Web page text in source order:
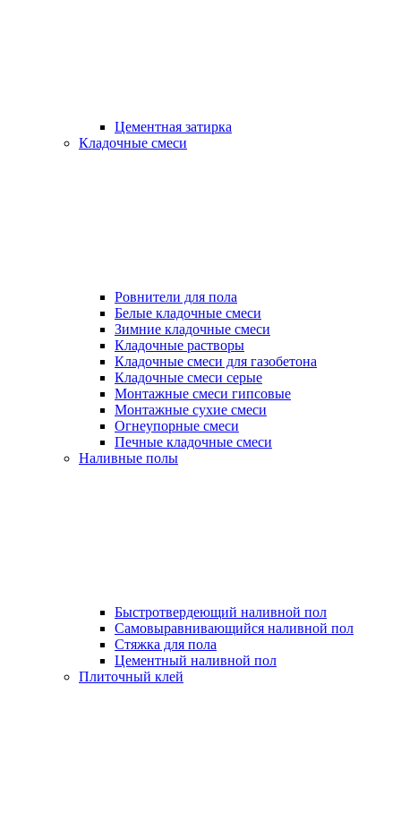
Цементная затирка
Кладочные смеси
Ровнители для пола
Белые кладочные смеси
Зимние кладочные смеси
Кладочные растворы
Кладочные смеси для газобетона
Кладочные смеси серые
Монтажные смеси гипсовые
Монтажные сухие смеси
Огнеупорные смеси
Печные кладочные смеси
Наливные полы
Быстротвердеющий наливной пол
Самовыравнивающийся наливной пол
Стяжка для пола
Цементный наливной пол
Плиточный клей